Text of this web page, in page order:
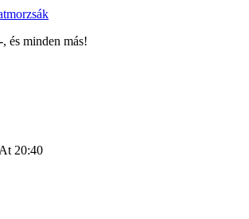
és minden más!
20:40